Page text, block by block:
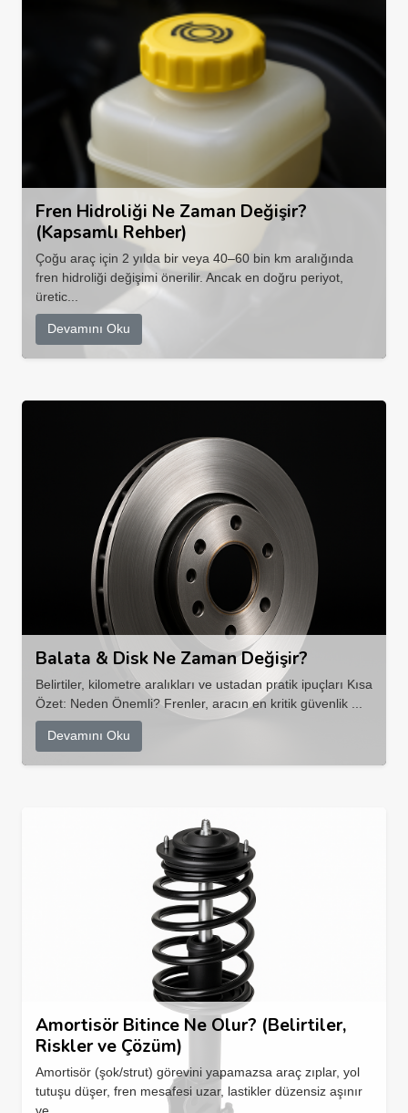
Fren Hidroliği Ne Zaman Değişir?
(Kapsamlı Rehber)
Çoğu araç için 2 yılda bir veya 40–60 bin km aralığında
fren hidroliği değişimi önerilir. Ancak en doğru periyot,
üretic...
Devamını Oku
Balata & Disk Ne Zaman Değişir?
Belirtiler, kilometre aralıkları ve ustadan pratik ipuçları Kısa
Özet: Neden Önemli? Frenler, aracın en kritik güvenlik ...
Devamını Oku
Amortisör Bitince Ne Olur? (Belirtiler,
Riskler ve Çözüm)
Amortisör (şok/strut) görevini yapamazsa araç zıplar, yol
tutuşu düşer, fren mesafesi uzar, lastikler düzensiz aşınır